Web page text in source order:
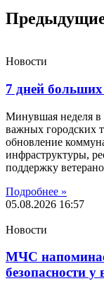
Новости
7 дней
Минувшая неделя в
важных городских
обновление
инфраструктуры,
поддержку
Подробнее »
05.08.2026 16:57
Новости
МЧС
безопасности у